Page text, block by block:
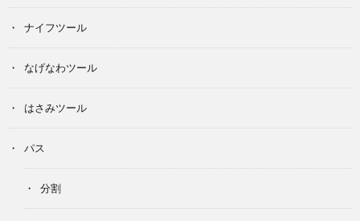
ナイフツール
なげなわツール
はさみツール
パス
分割